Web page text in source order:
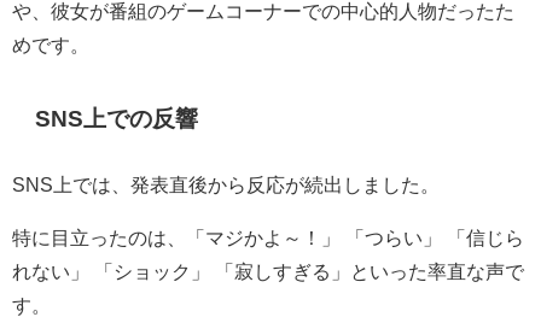
や、彼女が番組のゲームコーナーでの中心的人物だったた
めです。
SNS上での反響
SNS 上では、発表直後から反応が続出しました。
特に目立ったのは、「マジかよ～！」 「つらい」 「信じら
れない」 「ショック」 「寂しすぎる」といった率直な声で
す。